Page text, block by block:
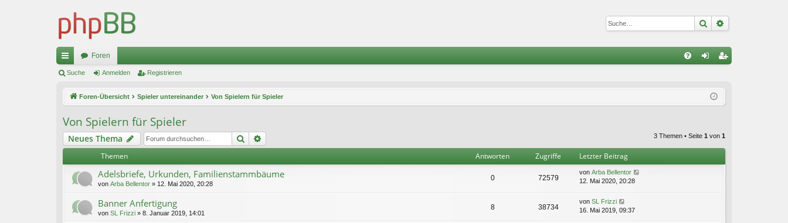
Suche
ch
ug
riff
Foren
ist
Suche Anmelden Registrieren
Foren-Übersicht Spieler untereinander Von Spielern für Spieler
Von Spielern für Spieler
Neues Thema Suche 3 Themen • Seite 1 von 1
Themen Antworten Zugriffe Letzter Beitrag
Adelsbriefe, Urkunden, Familienstammbäume
von Arba Bellentor » 12. Mai 2020, 20:28
0 72579
von Arba Bellentor
12. Mai 2020, 20:28
Banner Anfertigung
von SL Frizzi » 8. Januar 2019, 14:01
8 38734
von SL Frizzi
16. Mai 2019, 09:37